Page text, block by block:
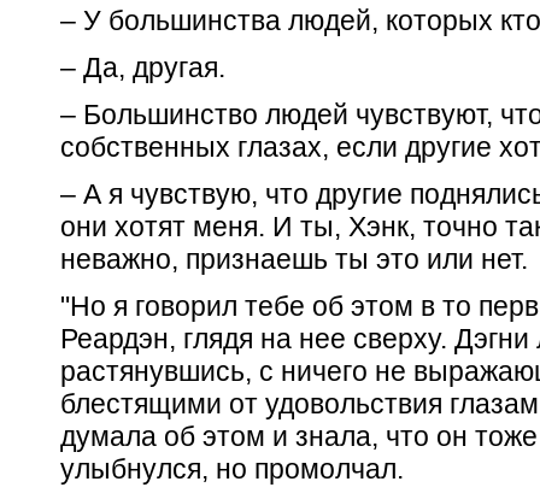
– У большинства людей, которых
– Да, другая.
– Большинство людей чувствуют,
собственных глазах, если другие
– А я чувствую, что другие
они хотят меня. И ты, Хэнк, точно
неважно, признаешь ты это или нет.
"Но я говорил тебе об этом в то
Реардэн, глядя на нее сверху.
растянувшись, с ничего не
блестящими от удовольствия
думала об этом и знала, что он
улыбнулся, но промолчал.